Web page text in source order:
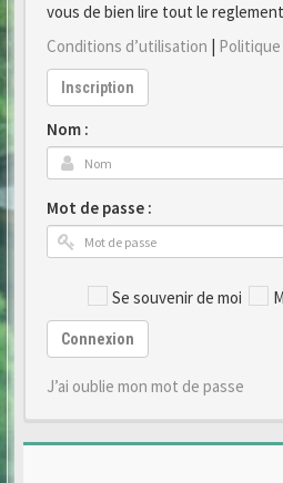
vous de bien lire tout le
Conditions d’utilisation |
Inscription
Nom :
Mot de passe :
Se souvenir de moi
Connexion
J’ai oublie mon mot de passe